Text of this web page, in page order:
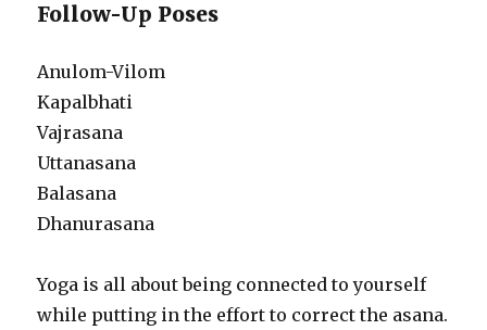
Follow-Up Poses
Anulom-Vilom
Kapalbhati
Vajrasana
Uttanasana
Balasana
Dhanurasana
Yoga is all about being connected to yourself
while putting in the effort to correct the asana.